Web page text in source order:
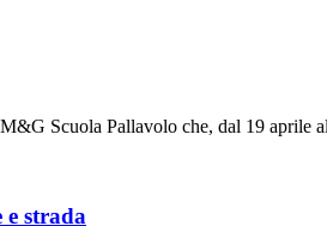
Scuola Pallavolo che, dal 19 aprile
strada